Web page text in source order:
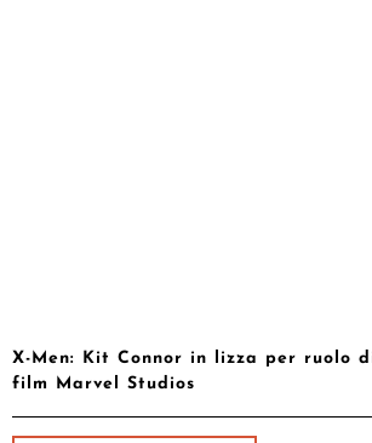
X-Men: Kit Connor in lizza per ruolo
film Marvel Studios